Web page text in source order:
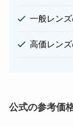
一般レン
高価レン
公式の参考価